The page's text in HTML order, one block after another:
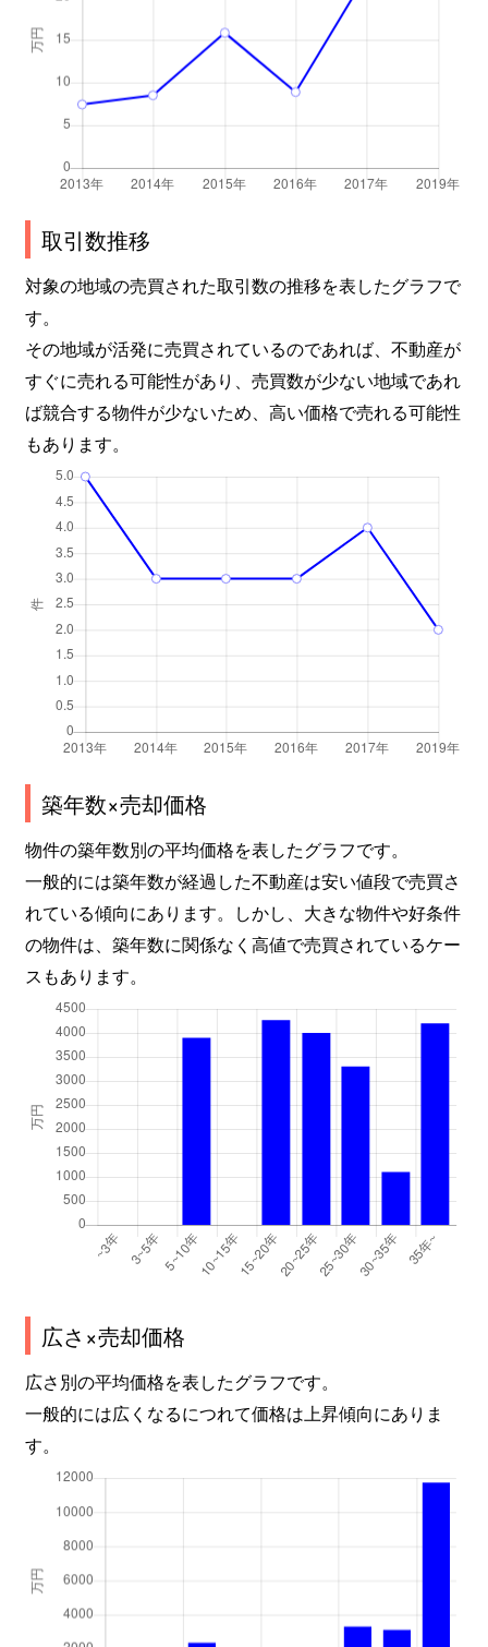
取引数推移
対象の地域の売買された取引数の推移を表したグラフで
す。
その地域が活発に売買されているのであれば、不動産が
すぐに売れる可能性があり、売買数が少ない地域であれ
ば競合する物件が少ないため、高い価格で売れる可能性
もあります。
築年数×売却価格
物件の築年数別の平均価格を表したグラフです。
一般的には築年数が経過した不動産は安い値段で売買さ
れている傾向にあります。しかし、大きな物件や好条件
の物件は、築年数に関係なく高値で売買されているケー
スもあります。
広さ×売却価格
広さ別の平均価格を表したグラフです。
一般的には広くなるにつれて価格は上昇傾向にありま
す。